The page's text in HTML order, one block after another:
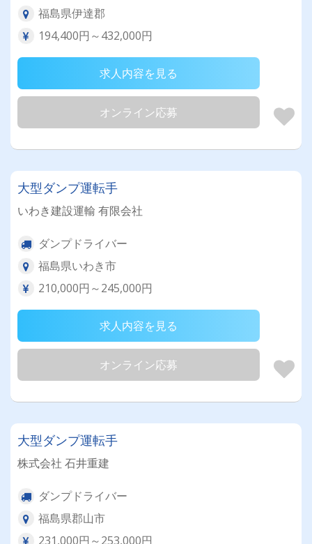
福島県伊達郡
194,400円～432,000円
求人内容を見る
オンライン応募
大型ダンプ運転手
いわき建設運輸 有限会社
ダンプドライバー
福島県いわき市
210,000円～245,000円
求人内容を見る
オンライン応募
大型ダンプ運転手
株式会社 石井重建
ダンプドライバー
福島県郡山市
231,000円～253,000円